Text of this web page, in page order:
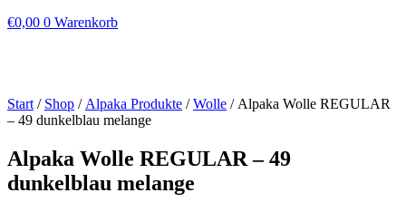
€0,00 0 Warenkorb
Start / Shop / Alpaka Produkte /Wolle / Alpaka Wolle REGULAR
– 49 dunkelblau melange
Alpaka Wolle REGULAR – 49
dunkelblau melange